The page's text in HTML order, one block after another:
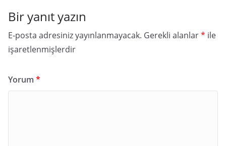
Bir yanıt yazın
E-posta adresiniz yayınlanmayacak. Gerekli alanlar* ile
işaretlenmişlerdir
Yorum *